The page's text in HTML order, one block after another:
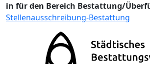
in für den Bereich Bestattung/
Stellenausschreibung-Bestattung